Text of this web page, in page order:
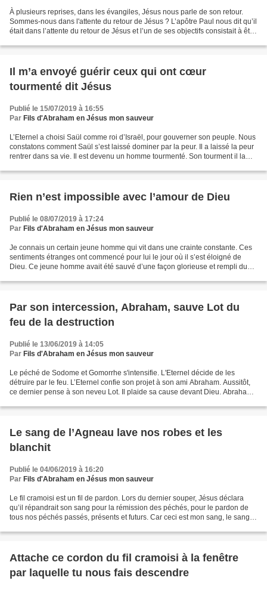
À plusieurs reprises, dans les évangiles, Jésus nous parle de son retour.
Sommes-nous dans l'attente du retour de Jésus ? L’apôtre Paul nous dit qu’il
était dans l’attente du retour de Jésus et l’un de ses objectifs consistait à être
Il m’a envoyé guérir ceux qui ont cœur
tourmenté dit Jésus
Publié le 15/07/2019 à 16:55
Par Fils d'Abraham en Jésus mon sauveur
L’Eternel a choisi Saül comme roi d’Israël, pour gouverner son peuple. Nous
constatons comment Saül s’est laissé dominer par la peur. Il a laissé la peur
rentrer dans sa vie. Il est devenu un homme tourmenté. Son tourment il la
Rien n’est impossible avec l’amour de Dieu
Publié le 08/07/2019 à 17:24
Par Fils d'Abraham en Jésus mon sauveur
Je connais un certain jeune homme qui vit dans une crainte constante. Ces
sentiments étranges ont commencé pour lui le jour où il s’est éloigné de
Dieu. Ce jeune homme avait été sauvé d’une façon glorieuse et rempli du
Par son intercession, Abraham, sauve Lot du
feu de la destruction
Publié le 13/06/2019 à 14:05
Par Fils d'Abraham en Jésus mon sauveur
Le péché de Sodome et Gomorrhe s'intensifie. L'Eternel décide de les
détruire par le feu. L’Eternel confie son projet à son ami Abraham. Aussitôt,
ce dernier pense à son neveu Lot. Il plaide sa cause devant Dieu. Abraham
Le sang de l’Agneau lave nos robes et les
blanchit
Publié le 04/06/2019 à 16:20
Par Fils d'Abraham en Jésus mon sauveur
Le fil cramoisi est un fil de pardon. Lors du dernier souper, Jésus déclara
qu’il répandrait son sang pour la rémission des péchés, pour le pardon de
tous nos péchés passés, présents et futurs. Car ceci est mon sang, le sang
Attache ce cordon du fil cramoisi à la fenêtre
par laquelle tu nous fais descendre